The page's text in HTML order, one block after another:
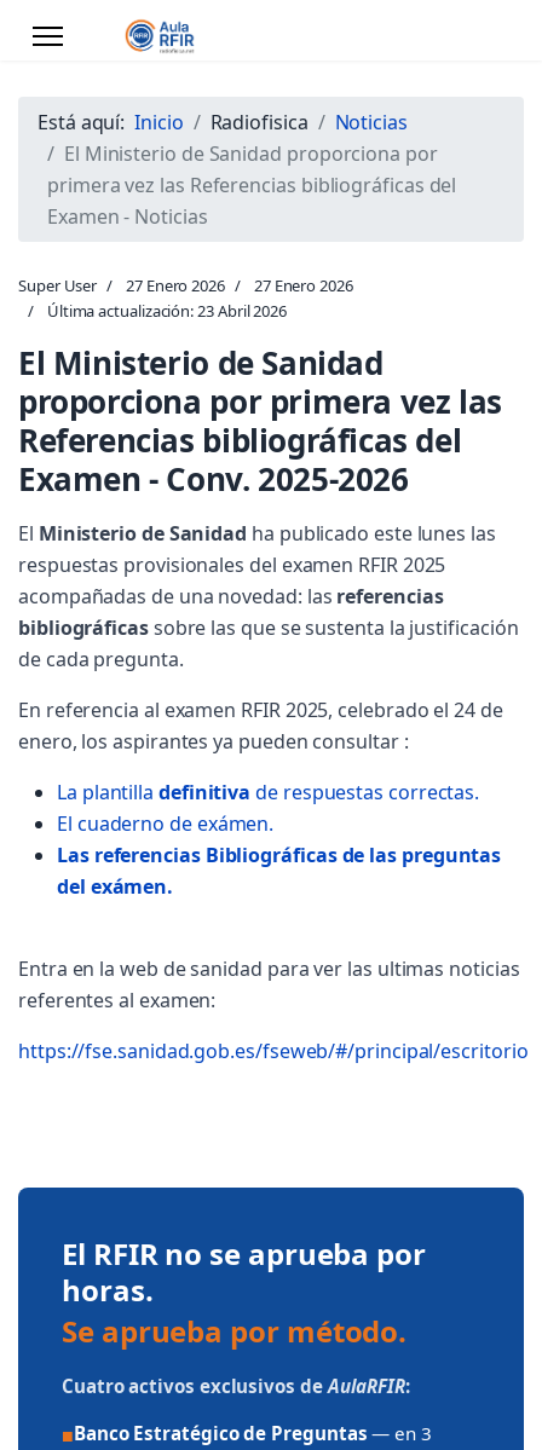
Está aquí:Inicio Radiofisica
Noticias
El Ministerio de Sanidad proporciona por
primera vez las Referencias bibliográficas del
Examen - Noticias
Super User 27 Enero 2026
27 Enero 2026
Última actualización: 23 Abril 2026
El Ministerio de Sanidad
proporciona por primera vez las
Referencias bibliográficas del
Examen - Conv. 2025-2026
El Ministerio de Sanidad ha publicado este lunes las
respuestas provisionales del examen RFIR 2025
acompañadas de una novedad: las referencias
bibliográficassobre las que se sustenta la justificación
de cada pregunta.
En referencia al examen RFIR 2025, celebrado el 24 de
enero, los aspirantes ya pueden consultar :
La plantilla definitivade respuestas correctas.
El cuaderno de exámen.
Las referencias Bibliográficas de las preguntas
del exámen.
Entra en la web de sanidad para ver las ultimas noticias
referentes al examen:
https://fse.sanidad.gob.es/fseweb/#/principal/escritorio
El RFIR no se aprueba por
horas.
Se aprueba por método.
Cuatro activos exclusivos deAulaRFIR:
■Banco Estratégico de Preguntas — en 3